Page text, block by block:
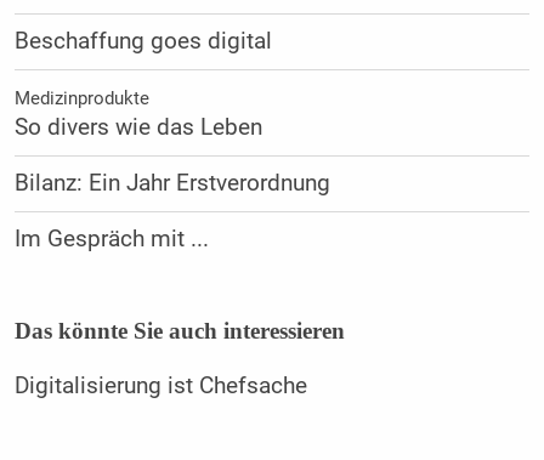
Beschaffung goes digital
Medizinprodukte
So divers wie das Leben
Bilanz: Ein Jahr Erstverordnung
Im Gespräch mit ...
Das könnte Sie auch interessieren
Digitalisierung ist Chefsache